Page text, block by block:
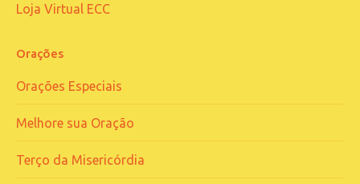
Loja Virtual ECC
Orações
Orações Especiais
Melhore sua Oração
Terço da Misericórdia